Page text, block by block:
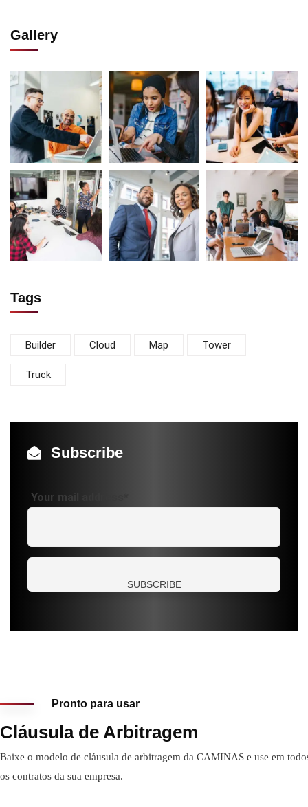
Gallery
Tags
Builder Cloud Map Tower
Truck
Subscribe
Your mail address*
Pronto para usar
Cláusula de Arbitragem
Baixe o modelo de cláusula de arbitragem da CAMINAS e use em
os contratos da sua empresa.